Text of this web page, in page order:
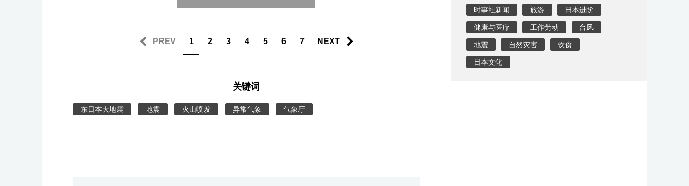
PREV 1 2 3 4 5 6 7 NEXT
关键词
东日本大地震 地震 火山喷发 异常气象 气象厅
时事社新闻 旅游 日本进阶
健康与医疗 工作劳动 台风
地震 自然灾害 饮食
日本文化